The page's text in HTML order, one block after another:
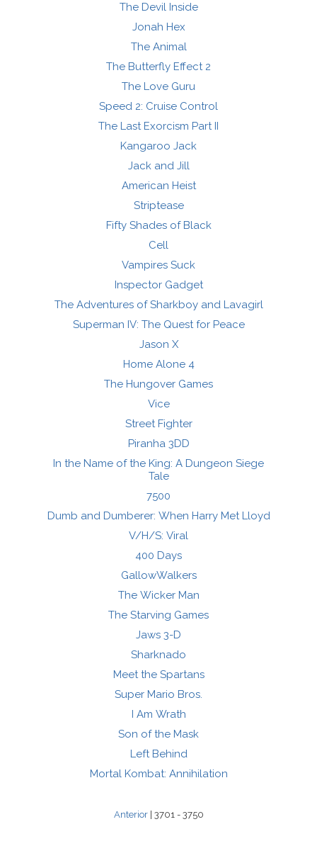
The Devil Inside
Jonah Hex
The Animal
The Butterfly Effect 2
The Love Guru
Speed 2: Cruise Control
The Last Exorcism Part II
Kangaroo Jack
Jack and Jill
American Heist
Striptease
Fifty Shades of Black
Cell
Vampires Suck
Inspector Gadget
The Adventures of Sharkboy and Lavagirl
Superman IV: The Quest for Peace
Jason X
Home Alone 4
The Hungover Games
Vice
Street Fighter
Piranha 3DD
In the Name of the King: A Dungeon Siege
Tale
7500
Dumb and Dumberer: When Harry Met Lloyd
V/H/S: Viral
400 Days
GallowWalkers
The Wicker Man
The Starving Games
Jaws 3-D
Sharknado
Meet the Spartans
Super Mario Bros.
I Am Wrath
Son of the Mask
Left Behind
Mortal Kombat: Annihilation
Anterior| 3701 - 3750